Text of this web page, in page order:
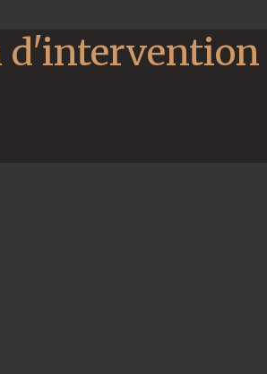
d'intervention